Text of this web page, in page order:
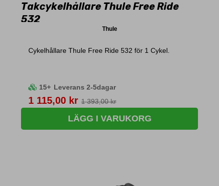
Takcykelhållare Thule Free Ride
532
Thule
Cykelhållare Thule Free Ride 532 för 1 Cykel.
15+ Leverans 2-5dagar
Pris
1 115,00 kr 1 393,00 kr
LÄGG I VARUKORG